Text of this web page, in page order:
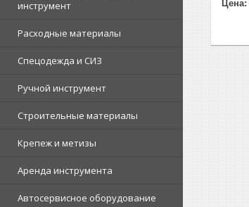
инструмент
Расходные материалы
Спецодежда и СИЗ
Ручной инструмент
Строительные материалы
Крепеж и метизы
Аренда инструмента
Автосервисное оборудование
Цена: